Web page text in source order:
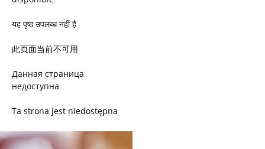
यह पृष्ठ उपलब्ध नहीं है
此页面当前不可用
Данная страница
недоступна
Ta strona jest niedostępna
Trang này không có